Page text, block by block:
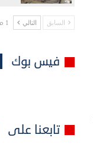
السابق التالي 1 من 2٬329
فيس بوك
تابعنا على